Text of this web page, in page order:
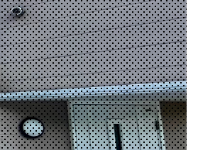
渓流釣り
シャトレーゼスキーリゾ
ート八ヶ岳
清里テラス
八岳の滝
リエックス
きのこ採り
朝食